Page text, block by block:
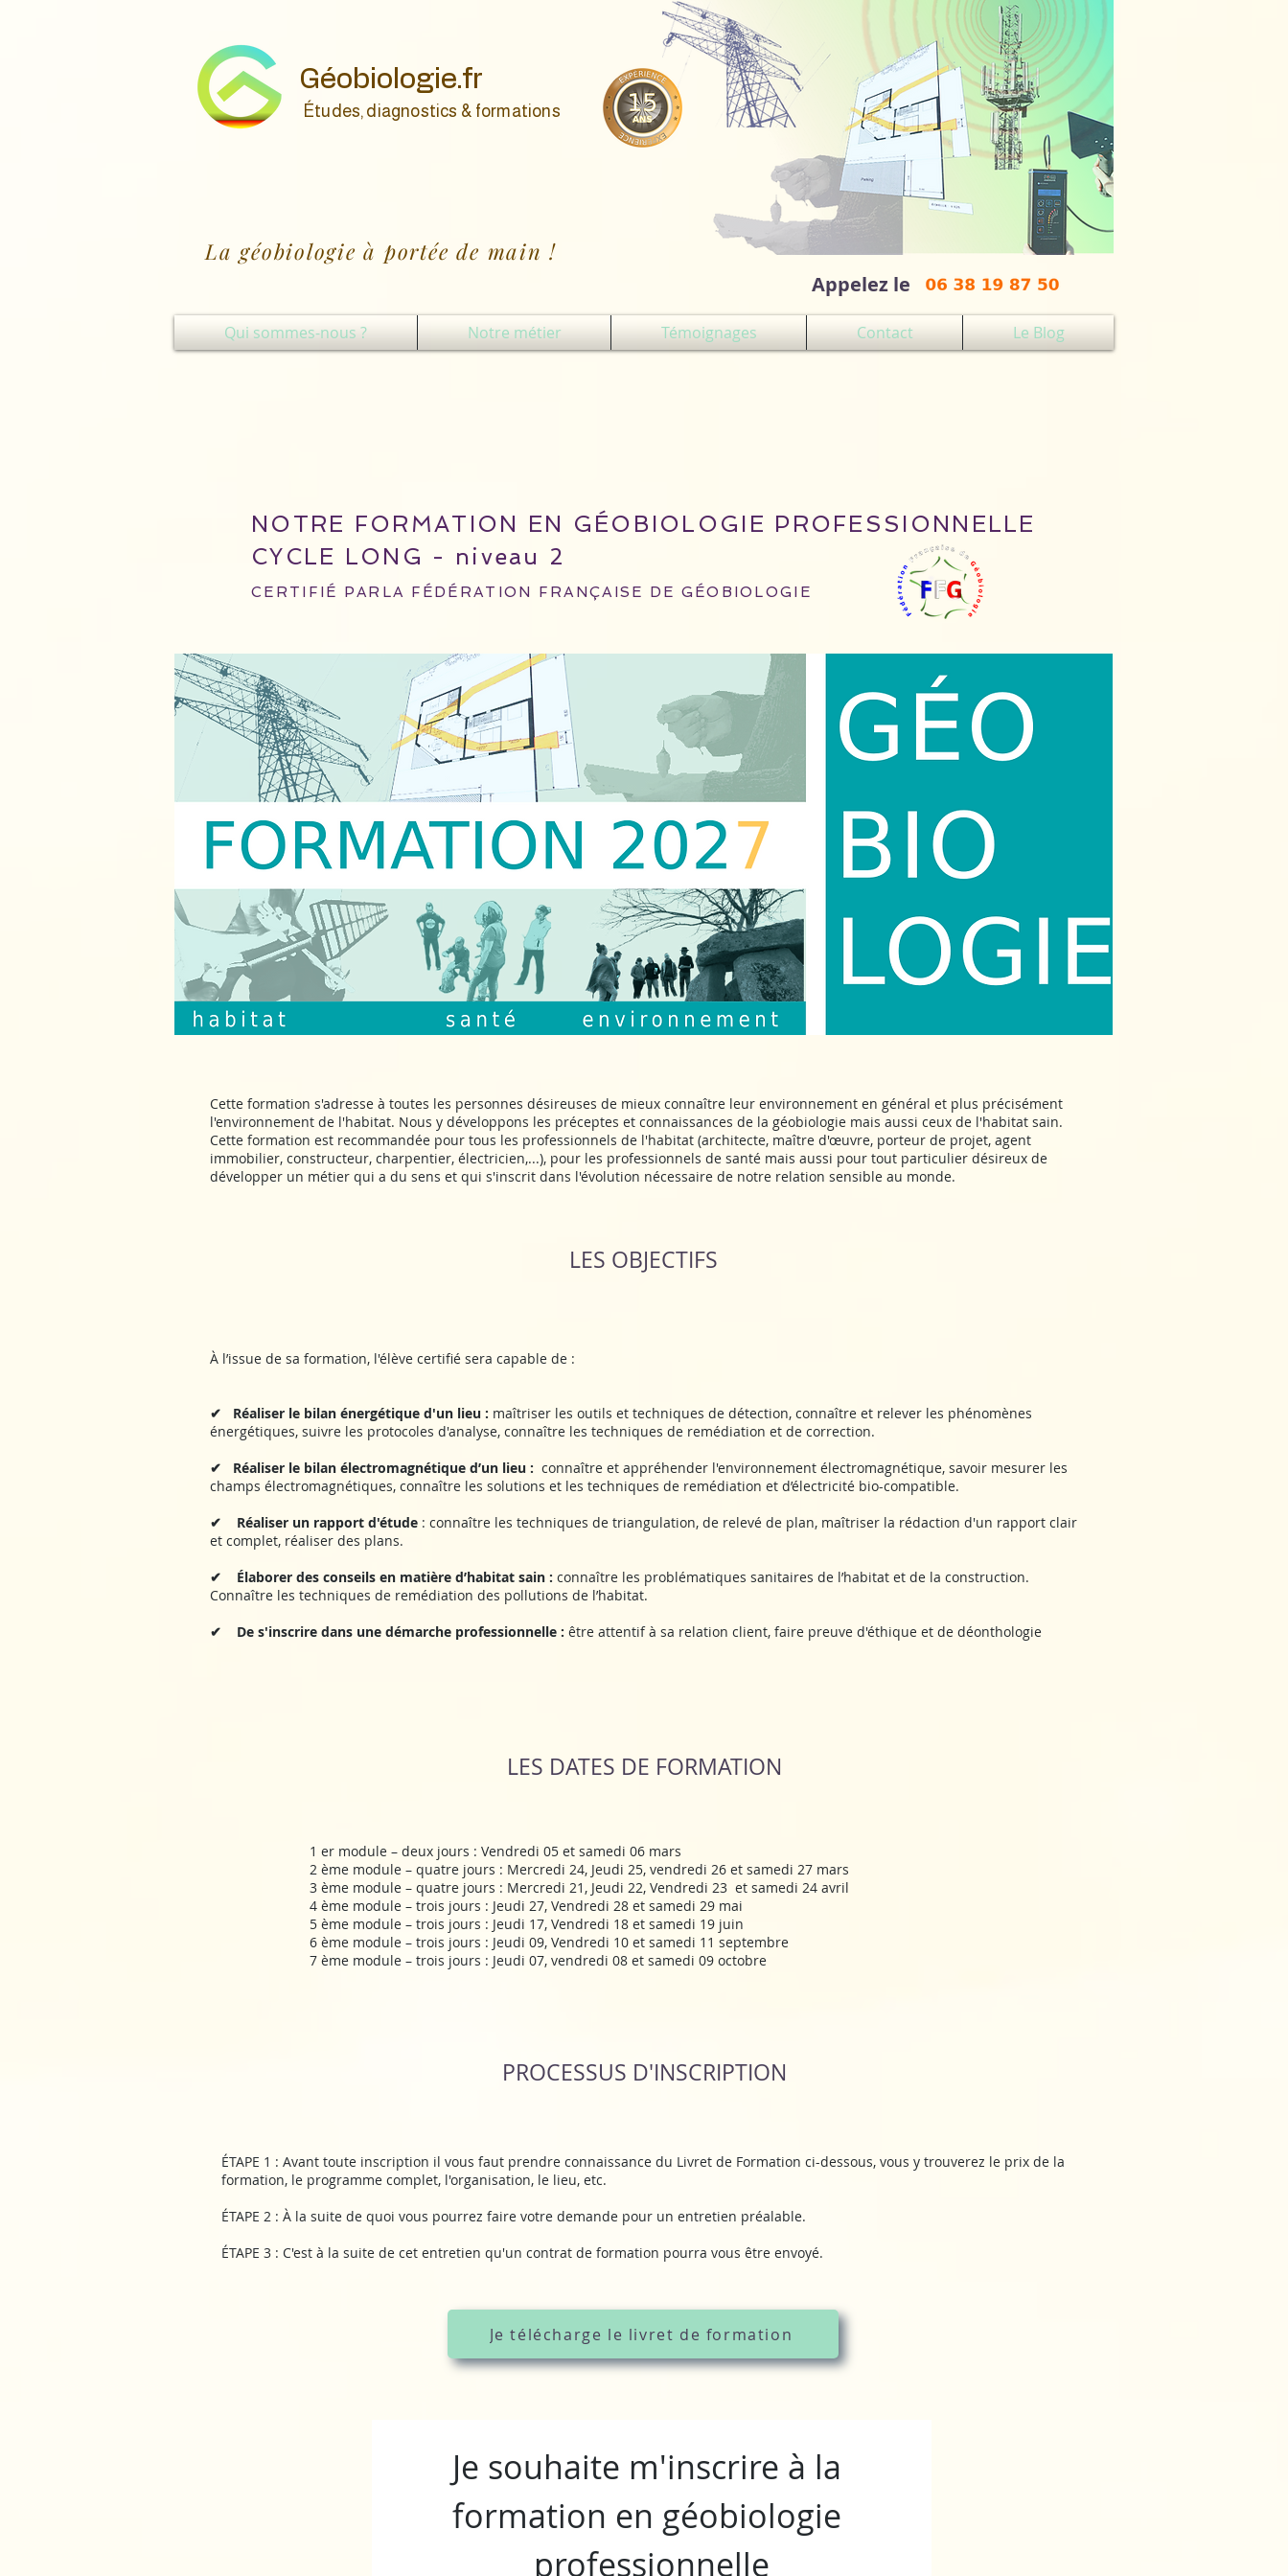
Géobiologie.fr
Études, diagnostics & formations
La géobiologie à portée de main !
Appelez le
Qui sommes-nous ? Notre métier Témoignages Contact Le Blog
NOTRE FORMATION EN GÉOBIOLOGIE PROFESSIONNELLE
CYCLE LONG - niveau 2
CERTIFIÉ PARLA FÉDÉRATION FRANÇAISE DE GÉOBIOLOGIE
Cette formation s'adresse à toutes les personnes désireuses de mieux connaître leur environnement en général et plus précisément
l'environnement de l'habitat. Nous y développons les préceptes et connaissances de la géobiologie mais aussi ceux de l'habitat sain.
Cette formation est recommandée pour tous les professionnels de l'habitat (architecte, maître d'œuvre, porteur de projet, agent
immobilier, constructeur, charpentier, électricien,...), pour les professionnels de santé mais aussi pour tout particulier désireux de
développer un métier qui a du sens et qui s'inscrit dans l'évolution nécessaire de notre relation sensible au monde.
LES OBJECTIFS
À l’issue de sa formation, l'élève certifié sera capable de :
✔ Réaliser le bilan énergétique d'un lieu : maîtriser les outils et techniques de détection, connaître et relever les phénomènes
énergétiques, suivre les protocoles d'analyse, connaître les techniques de remédiation et de correction.
✔ Réaliser le bilan électromagnétique d’un lieu : connaître et appréhender l'environnement électromagnétique, savoir mesurer les
champs électromagnétiques, connaître les solutions et les techniques de remédiation et d’électricité bio-compatible.
✔ Réaliser un rapport d'étude : connaître les techniques de triangulation, de relevé de plan, maîtriser la rédaction d'un rapport clair
et complet, réaliser des plans.
✔ Élaborer des conseils en matière d’habitat sain : connaître les problématiques sanitaires de l’habitat​ et de la construction.
Connaître les techniques de remédiation des pollutions de l’habitat.
✔ De s'inscrire dans une démarche professionnelle : être attentif à sa relation client, faire preuve d'éthique et de déonthologie
LES DATES DE FORMATION
​​1 er module – deux jours : Vendredi 05 et samedi 06 mars​
2 ème module – quatre jours : Mercredi 24, Jeudi 25, vendredi 26 et samedi 27 mars​
3 ème module – quatre jours : Mercredi 21, Jeudi 22, Vendredi 23 et samedi 24 avril
​4 ème module – trois jours : Jeudi 27, Vendredi 28 et samedi 29 mai​
5 ème module – trois jours : Jeudi 17, Vendredi 18 et samedi 19 juin
​6 ème module – trois jours : Jeudi 09, Vendredi 10 et samedi 11 septembre​
7 ème module – trois jours : Jeudi 07, vendredi 08 et samedi 09 octobre​​​
PROCESSUS D'INSCRIPTION
ÉTAPE 1 : Avant toute inscription il vous faut prendre connaissance du Livret de Formation ci-dessous, vous y trouverez le prix de la
formation, le programme complet, l'organisation, le lieu, etc.
ÉTAPE 2 : À la suite de quoi vous pourrez faire votre demande pour un entretien préalable.
ÉTAPE 3 : C'est à la suite de cet entretien qu'un contrat de formation pourra vous être envoyé.​
Je télécharge le livret de formation
Je souhaite m'inscrire à la
formation en géobiologie
professionnelle